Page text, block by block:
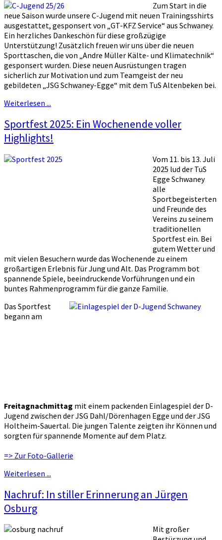
Zum Start in die
neue Saison wurde unsere C-Jugend mit neuen Trainingsshirts
ausgestattet, gesponsert von „GT-KFZ Service“ aus Schwaney.
Ein herzliches Dankeschön für diese großzügige
Unterstützung! Zusätzlich freuen wir uns über die neuen
Sporttaschen, die von „Andre Müller Kälte- und Klimatechnik“
gesponsert wurden. Diese neuen Ausrüstungen tragen
sicherlich zur Motivation und zum Teamgeist der neu
gebildeten „JSG Schwaney-Egge“ mit dem TuS Altenbeken bei.
Weiterlesen ...
Sportfest 2025: Ein Wochenende voller
Highlights!
Vom 11. bis 13. Juli
2025 lud der TuS
Egge Schwaney
alle
Sportbegeisterten
und Freunde des
Vereins zu seinem
traditionellen
Sportfest ein. Bei
gutem Wetter und
mit vielen Besuchern wurde das Wochenende zu einem
großartigen Erlebnis für Jung und Alt. Das Programm bot
spannende Spiele, beeindruckende Vorführungen und ein
buntes Rahmenprogramm für die ganze Familie.
Das Sportfest
begann am
Freitagnachmittag mit einem packenden Einlagespiel der D-
Jugend zwischen der JSG Dahl/Dörenhagen Egge und der JSG
Holtheim-Sauertal. Die jungen Talente zeigten ihr Können und
sorgten für spannende Momente auf dem Platz.
=> Zur Foto-Gallerie
Weiterlesen ...
Nachruf: In stiller Erinnerung an Jürgen
Osburg
Mit großer